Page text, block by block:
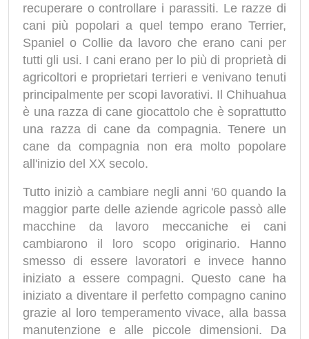
recuperare o controllare i parassiti. Le razze di
cani più popolari a quel tempo erano Terrier,
Spaniel o Collie da lavoro che erano cani per
tutti gli usi. I cani erano per lo più di proprietà di
agricoltori e proprietari terrieri e venivano tenuti
principalmente per scopi lavorativi. Il Chihuahua
è una razza di cane giocattolo che è soprattutto
una razza di cane da compagnia. Tenere un
cane da compagnia non era molto popolare
all'inizio del XX secolo.
Tutto iniziò a cambiare negli anni '60 quando la
maggior parte delle aziende agricole passò alle
macchine da lavoro meccaniche ei cani
cambiarono il loro scopo originario. Hanno
smesso di essere lavoratori e invece hanno
iniziato a essere compagni. Questo cane ha
iniziato a diventare il perfetto compagno canino
grazie al loro temperamento vivace, alla bassa
manutenzione e alle piccole dimensioni. Da